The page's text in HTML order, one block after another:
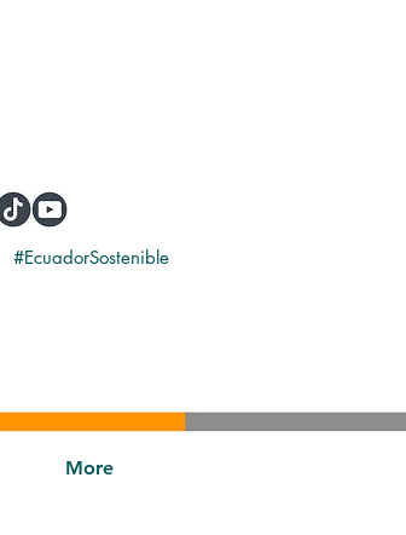
#EcuadorSostenible
More